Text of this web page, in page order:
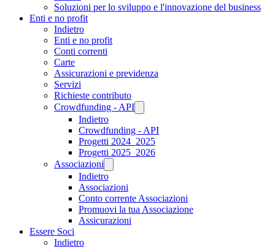
Soluzioni per lo sviluppo e l'innovazione del business
Enti e no profit
Indietro
Enti e no profit
Conti correnti
Carte
Assicurazioni e previdenza
Servizi
Richieste contributo
Crowdfunding - API
Indietro
Crowdfunding - API
Progetti 2024_2025
Progetti 2025_2026
Associazioni
Indietro
Associazioni
Conto corrente Associazioni
Promuovi la tua Associazione
Assicurazioni
Essere Soci
Indietro